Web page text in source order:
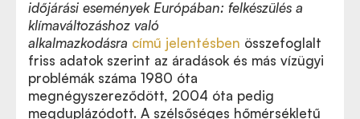
időjárási események Európában: felkészülés a
klímaváltozáshoz való
Extreme weather events in Europe. Preparing for
climate change adaptation: an update on EASAC’s
2013 study
alkalmazkodásra című jelentésben összefoglalt
friss adatok szerint az áradások és más vízügyi
problémák száma 1980 óta
megnégyszereződött, 2004 óta pedig
megduplázódott. A szélsőséges hőmérsékletű